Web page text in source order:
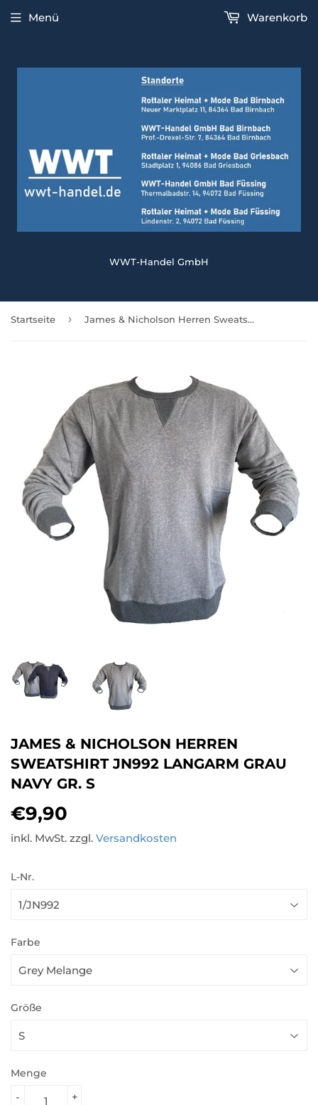
WWT-Handel GmbH
Menü Warenkorb
Startseite › James & Nicholson Herren Sweatshirt JN992 Langarm Grau Navy Gr. S
JAMES & NICHOLSON HERREN
SWEATSHIRT JN992 LANGARM GRAU
NAVY GR. S
€9,90
inkl. MwSt. zzgl. Versandkosten
L-Nr.
Farbe
Größe
Menge
+
-